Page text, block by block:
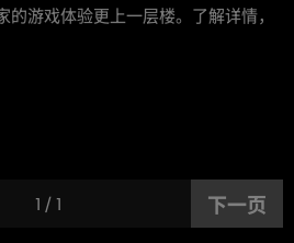
游戏体验更上一层楼。了解详情，
1 / 1 下一页